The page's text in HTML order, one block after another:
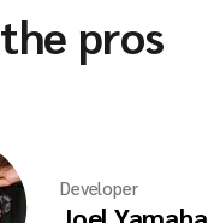
pros
Developer